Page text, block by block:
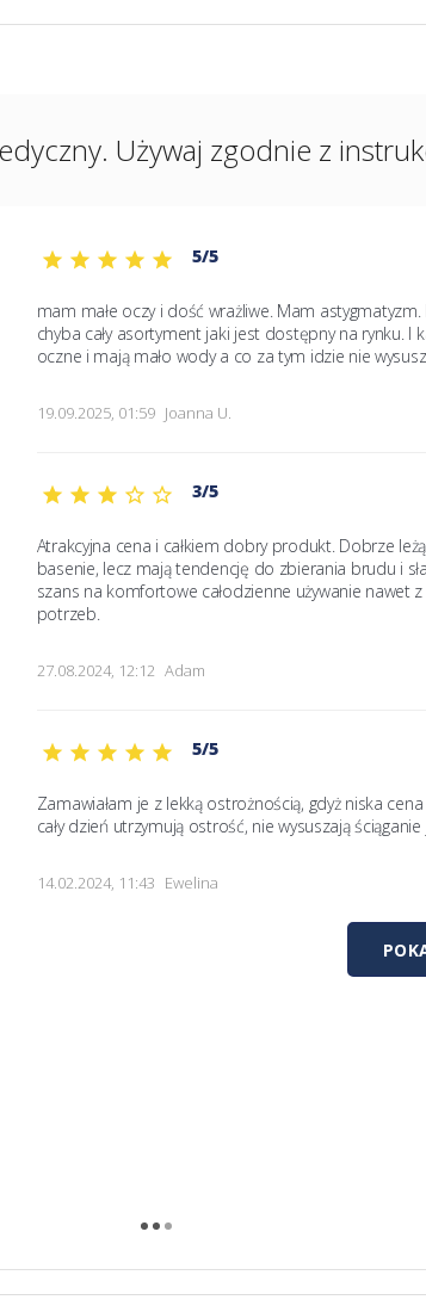
Używaj zgodnie z
5/5
mam małe oczy i dość wrażliwe. Mam
chyba cały asortyment jaki jest dostępny na rynku. I
oczne i mają mało wody a co za tym idzie nie
19.09.2025, 01:59 Joanna U.
3/5
Atrakcyjna cena i całkiem dobry produkt. Dobrze
basenie, lecz mają tendencję do zbierania brudu i
szans na komfortowe całodzienne używanie nawet
potrzeb.
27.08.2024, 12:12 Adam
5/5
Zamawiałam je z lekką ostrożnością, gdyż niska
cały dzień utrzymują ostrość, nie wysuszają
14.02.2024, 11:43 Ewelina